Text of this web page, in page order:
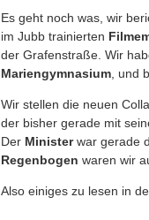
Es geht noch was, wir
im Jubb trainierten
der Grafenstraße. Wir
Mariengymnasium, und
Wir stellen die neuen
der bisher gerade mit
Der Ministerwar gerade
Regenbogen waren wir
Also einiges zu lesen in